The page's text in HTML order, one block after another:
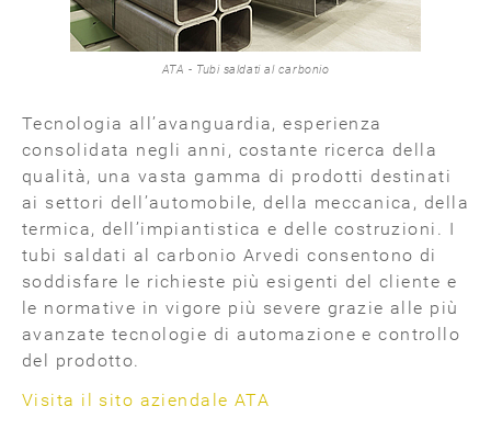
ATA - Tubi saldati al carbonio
Tecnologia all’avanguardia, esperienza
consolidata negli anni, costante ricerca della
qualità, una vasta gamma di prodotti destinati
ai settori dell’automobile, della meccanica, della
termica, dell’impiantistica e delle costruzioni. I
tubi saldati al carbonio Arvedi consentono di
soddisfare le richieste più esigenti del cliente e
le normative in vigore più severe grazie alle più
avanzate tecnologie di automazione e controllo
del prodotto.
Visita il sito aziendale ATA